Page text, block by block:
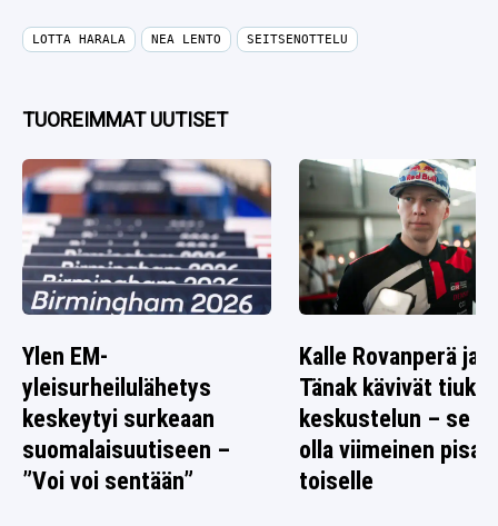
LOTTA HARALA NEA LENTO SEITSENOTTELU
TUOREIMMAT UUTISET
Ylen EM-
yleisurheilulähetys
keskeytyi surkeaan
suomalaisuutiseen –
”Voi voi sentään”
Kalle Rovanperä ja
Tänak kävivät
keskustelun – se
olla viimeinen
toiselle